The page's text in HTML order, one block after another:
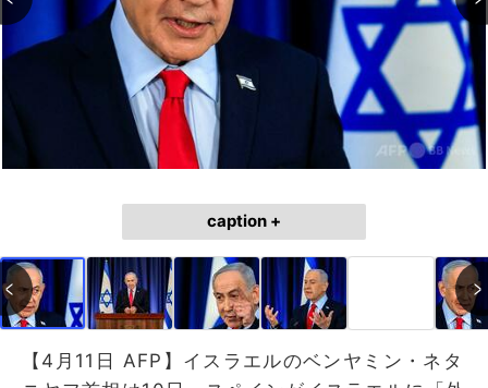
caption +
【4月11日 AFP】イスラエルのベンヤミン・ネタ